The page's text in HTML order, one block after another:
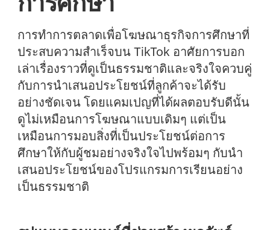
การทำการตลาดเพื่อโฆษณาธุรกิจการศึกษาที่
ประสบความสำเร็จบน TikTok อาศัยการบอก
เล่าเรื่องราวที่ดูเป็นธรรมชาติและจริงใจควบคู่
กับการนำเสนอประโยชน์ที่ลูกค้าจะได้รับ
อย่างชัดเจน โดยแคมเปญที่ได้ผลตอบรับดีนั้น
ดูไม่เหมือนการโฆษณาแบบเดิมๆ แต่เป็น
เหมือนการมอบสิ่งที่เป็นประโยชน์ต่อการ
ศึกษาให้กับผู้ชมอย่างจริงใจไปพร้อมๆ กับนำ
เสนอประโยชน์ของโปรแกรมการเรียนอย่าง
เป็นธรรมชาติ